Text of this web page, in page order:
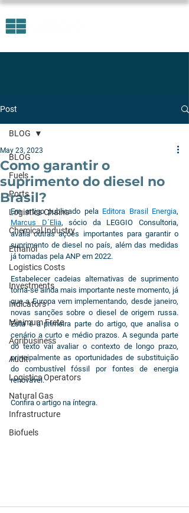
Post
BLOG
Fuels
Ports
Logistics Chains
Chemical Industry
Ethanol
Logistics Costs
Investments
Indicators
Minimum Frete
Agribusiness
Audit
Logistics Operators
Natural Gas
Infrastructure
Biofuels
BLOG
Como garantir o
suprimento do diesel no
Brasil?
May 23, 2023
Em artigo publicado pela Editora Brasil Energia
Marcus D´Elia, sócio da LEGGIO Consultoria,
avalia outras ações importantes para garantir o
suprimento de diesel no país, além das medidas
já tomadas pela ANP em 2022.
Estabelecer cadeias alternativas de suprimento
torna-se ainda mais importante neste momento, já
que a Europa vem implementando, desde janeiro,
novas sanções sobre o diesel de origem russa.
Esta é a primeira parte do artigo, que analisa o
cenário a curto e médio prazos. A segunda parte
do texto vai avaliar o contexto de longo prazo,
principalmente as oportunidades de substituição
do combustível fóssil por fontes de energia
renovável.
Confira o artigo na íntegra.